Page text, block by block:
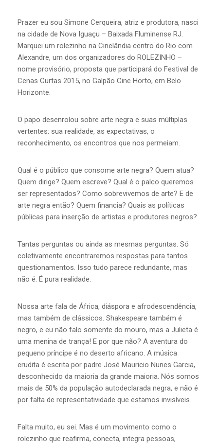
Prazer eu sou Simone Cerqueira, atriz e produtora, nasci
na cidade de Nova Iguaçu – Baixada Fluminense RJ.
Marquei um rolezinho na Cinelândia centro do Rio com
Alexandre, um dos organizadores do ROLEZINHO –
nome provisório, proposta que participará do Festival de
Cenas Curtas 2015, no Galpão Cine Horto, em Belo
Horizonte.
O papo desenrolou sobre arte negra e suas múltiplas
vertentes: sua realidade, as expectativas, o
reconhecimento, os encontros que nos permeiam.
Qual é o público que consome arte negra? Quem atua?
Quem dirige? Quem escreve? Qual é o palco queremos
ser representados? Como sobrevivemos de arte? E de
arte negra então? Quem financia? Quais as políticas
públicas para inserção de artistas e produtores negros?
Tantas perguntas ou ainda as mesmas perguntas. Só
coletivamente encontraremos respostas para tantos
questionamentos. Isso tudo parece redundante, mas
não é. É pura realidade.
Nossa arte fala de África, diáspora e afrodescendência,
mas também de clássicos. Shakespeare também é
negro, e eu não falo somente do mouro, mas a Julieta é
uma menina de trança! E por que não? A aventura do
pequeno príncipe é no deserto africano. A música
erudita é escrita por padre José Mauricio Nunes Garcia,
desconhecido da maioria da grande maioria. Nós somos
mais de 50% da população autodeclarada negra, e não é
por falta de representatividade que estamos invisíveis.
Falta muito, eu sei. Mas é um movimento como o
rolezinho que reafirma, conecta, integra pessoas,